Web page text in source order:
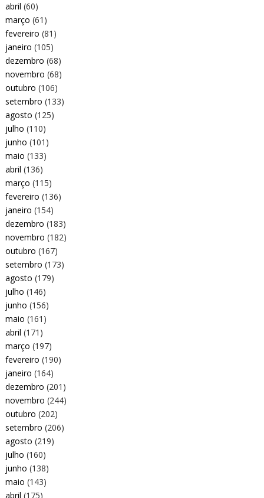
abril (60)
março (61)
fevereiro (81)
janeiro (105)
dezembro (68)
novembro (68)
outubro (106)
setembro (133)
agosto (125)
julho (110)
junho (101)
maio (133)
abril (136)
março (115)
fevereiro (136)
janeiro (154)
dezembro (183)
novembro (182)
outubro (167)
setembro (173)
agosto (179)
julho (146)
junho (156)
maio (161)
abril (171)
março (197)
fevereiro (190)
janeiro (164)
dezembro (201)
novembro (244)
outubro (202)
setembro (206)
agosto (219)
julho (160)
junho (138)
maio (143)
abril (175)